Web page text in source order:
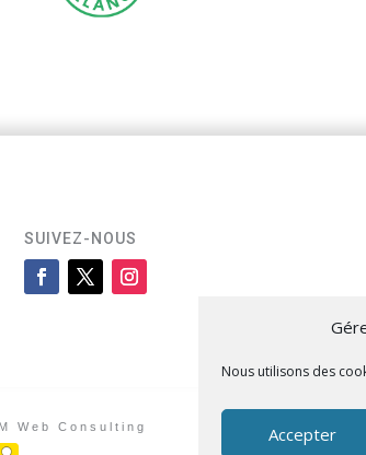
Nous utilisons des
Accepter
SUIVEZ-NOUS
Web Consulting